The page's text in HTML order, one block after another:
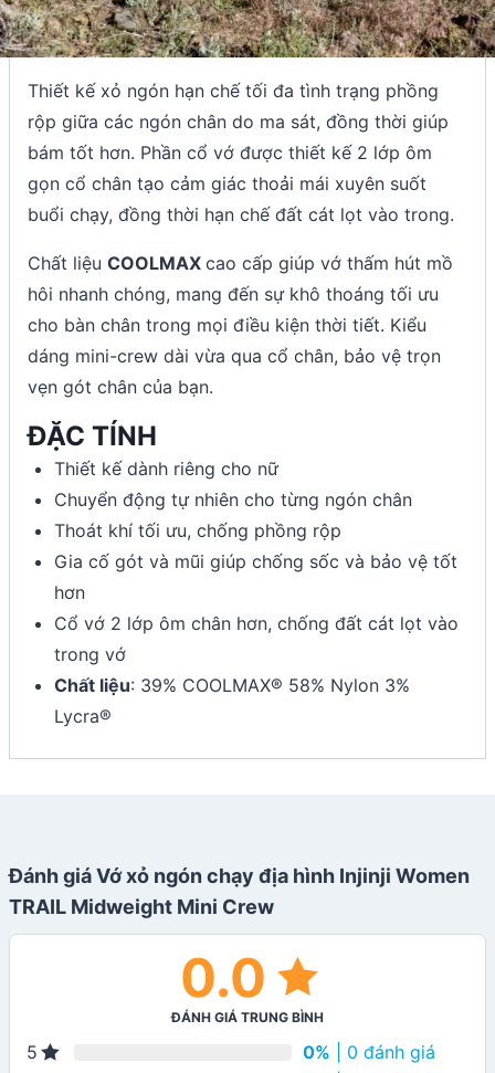
Thiết kế xỏ ngón hạn chế tối đa tình trạng phồng
rộp giữa các ngón chân do ma sát, đồng thời giúp
bám tốt hơn. Phần cổ vớ được thiết kế 2 lớp ôm
gọn cổ chân tạo cảm giác thoải mái xuyên suốt
buổi chạy, đồng thời hạn chế đất cát lọt vào trong.
Chất liệu COOLMAX cao cấp giúp vớ thấm hút mồ
hôi nhanh chóng, mang đến sự khô thoáng tối ưu
cho bàn chân trong mọi điều kiện thời tiết. Kiểu
dáng mini-crew dài vừa qua cổ chân, bảo vệ trọn
vẹn gót chân của bạn.
ĐẶC TÍNH
Thiết kế dành riêng cho nữ
Chuyển động tự nhiên cho từng ngón chân
Thoát khí tối ưu, chống phồng rộp
Gia cố gót và mũi giúp chống sốc và bảo vệ tốt
hơn
Cổ vớ 2 lớp ôm chân hơn, chống đất cát lọt vào
trong vớ
Chất liệu: 39% COOLMAX® 58% Nylon 3%
Lycra®
Đánh giá Vớ xỏ ngón chạy địa hình Injinji Women
TRAIL Midweight Mini Crew
0.0
ĐÁNH GIÁ TRUNG BÌNH
5 0% | 0 đánh giá